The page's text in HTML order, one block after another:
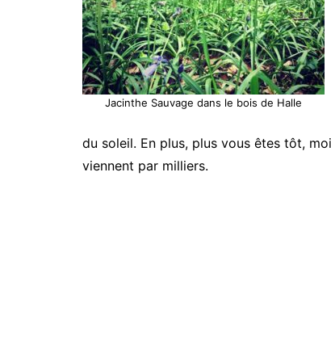
Jacinthe Sauvage dans le bois de Halle
du soleil. En plus, plus vous êtes tôt,
viennent par milliers.